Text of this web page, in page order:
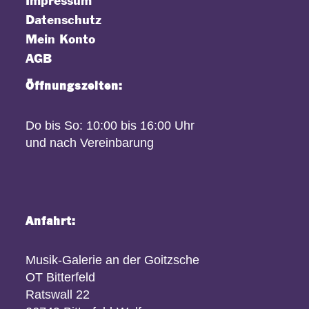
Datenschutz
Mein Konto
AGB
Öffnungszeiten:
Do bis So: 10:00 bis 16:00 Uhr
und nach Vereinbarung
Anfahrt:
Musik-Galerie an der Goitzsche
OT Bitterfeld
Ratswall 22